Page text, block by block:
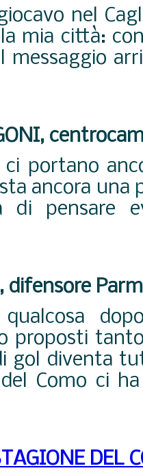
nel
mia città:
messaggio
portano
ancora
di pensare
difensore
proposti
gol diventa
Como ci
DEL